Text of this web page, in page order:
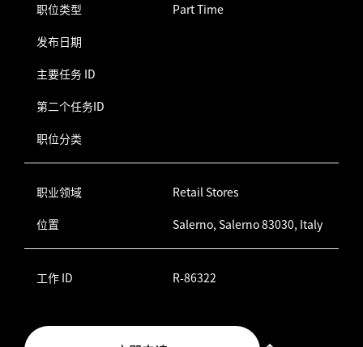
职位类型
Part Time
发布日期
主要任务 ID
第二个任务ID
职位分类
职业领域
Retail Stores
位置
Salerno, Salerno 83030, Italy
工作 ID R-86322